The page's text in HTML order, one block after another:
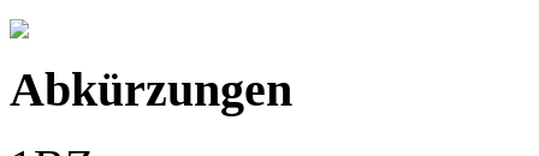
Abkürzungen